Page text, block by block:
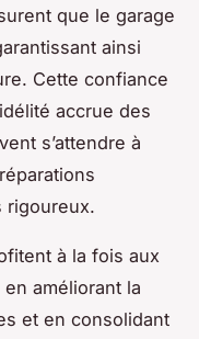
que le garage
ainsi
Cette confiance
accrue des
s’attendre à
rigoureux.
à la fois aux
améliorant la
et en consolidant